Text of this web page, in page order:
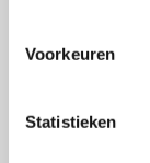
Voorkeuren
Statistieken
of bel ons